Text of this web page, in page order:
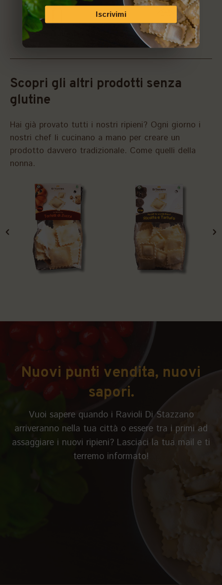
Senza Lattosio Senza Olio di Palma
Scopri gli altri prodotti senza
glutine
Hai già provato tutti i nostri ripieni? Ogni giorno i
nostri chef li cucinano a mano per creare un
prodotto davvero tradizionale. Come quelli della
nonna.
Nuovi punti vendita, nuovi
sapori.
Vuoi sapere quando i Ravioli Di Stazzano
arriveranno nella tua città o essere tra i primi ad
assaggiare i nuovi ripieni? Lasciaci la tua mail e ti
terremo informato!
Iscrivimi